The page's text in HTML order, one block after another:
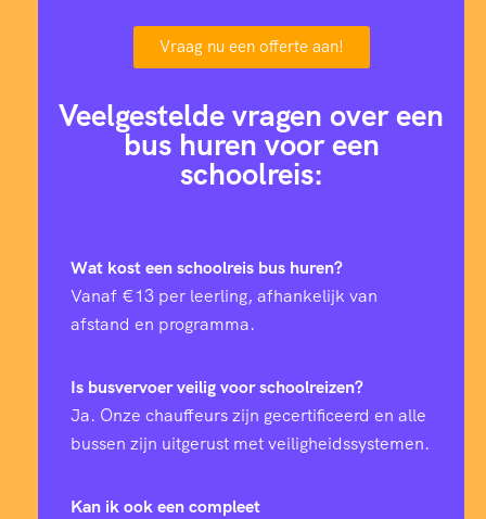
Vraag nu een offerte aan!
Veelgestelde vragen over een
bus huren voor een
schoolreis:
Wat kost een schoolreis bus huren?
Vanaf €13 per leerling, afhankelijk van
afstand en programma.
Is busvervoer veilig voor schoolreizen?
Ja. Onze chauffeurs zijn gecertificeerd en alle
bussen zijn uitgerust met veiligheidssystemen.
Kan ik ook een compleet